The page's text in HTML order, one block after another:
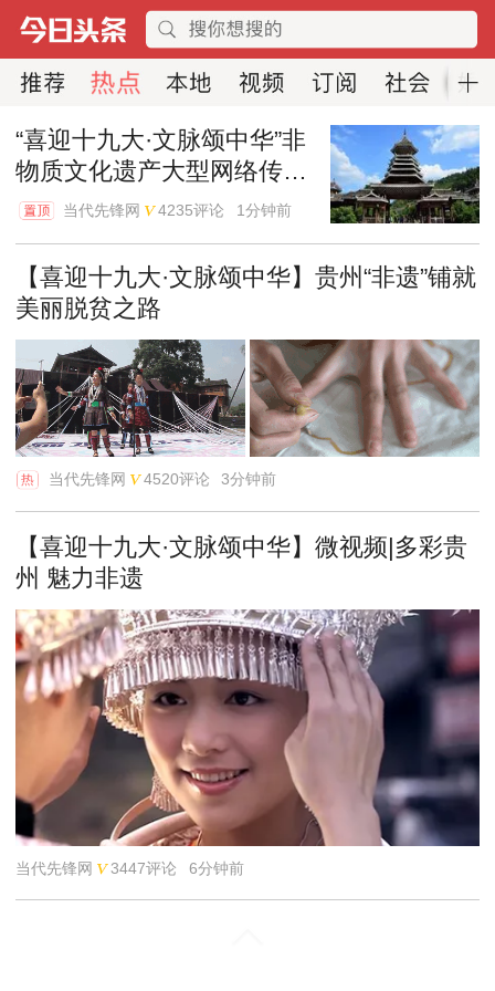
“喜迎十九大·文脉颂中华”非
物质文化遗产大型网络传播
活动选定贵州为首站
当代先锋网 4235评论 1分钟前
【喜迎十九大·文脉颂中华】贵州“非遗”铺就
美丽脱贫之路
当代先锋网 4520评论 3分钟前
【喜迎十九大·文脉颂中华】微视频|多彩贵
州 魅力非遗
当代先锋网 3447评论 6分钟前